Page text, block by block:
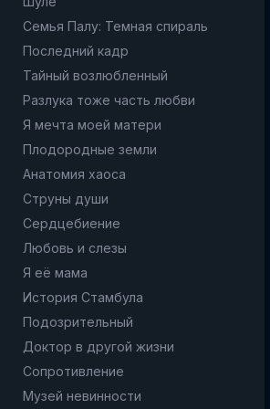
Семья Палу: Темная спираль
Последний кадр
Тайный возлюбленный
Разлука тоже часть любви
Я мечта моей матери
Плодородные земли
Анатомия хаоса
Струны души
Сердцебиение
Любовь и слезы
Я её мама
История Стамбула
Подозрительный
Доктор в другой жизни
Сопротивление
Музей невинности